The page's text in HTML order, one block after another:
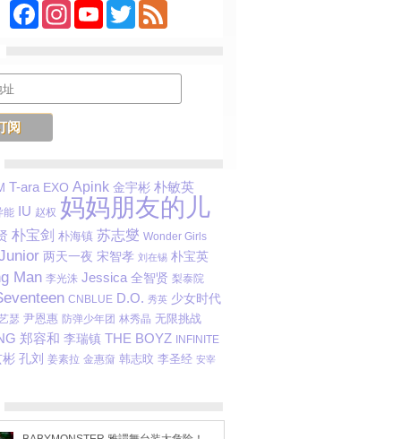
FacebookInstagramYouTubeTwitterFeed
T-ara EXO Apink 金宇彬 朴敏英
能 IU 赵权 妈妈朋友的儿
朴宝剑 朴海镇 苏志燮 Wonder Girls
两天一夜 宋智孝 刘在锡 朴宝英
Man 李光洙 Jessica 全智贤 梨泰院
CNBLUE D.O. 秀英 少女时代
瑟 尹恩惠 防弹少年团 林秀晶 无限挑战
郑容和 李瑞镇 THE BOYZ INFINITE
彬 孔刘 姜素拉 金惠奫 韩志旼 李圣经 安宰